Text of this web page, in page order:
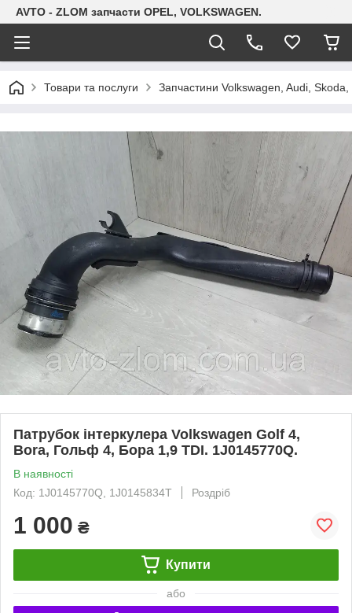
AVTO - ZLOM запчасти OPEL, VOLKSWAGEN.
Товари та послуги Запчастини Volkswagen, Audi, Skoda,
Патрубок інтеркулера Volkswagen Golf 4,
Bora, Гольф 4, Бора 1,9 TDI. 1J0145770Q.
В наявності
Код: 1J0145770Q, 1J0145834T
Роздріб
1 000 ₴
Купити
або